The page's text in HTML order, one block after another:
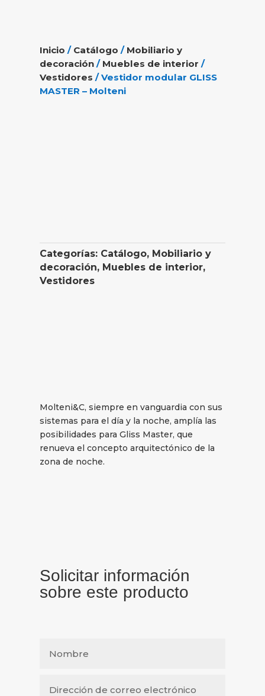
Inicio / Catálogo / Mobiliario y
decoración / Muebles de interior /
Vestidores / Vestidor modular GLISS
MASTER – Molteni
Categorías: Catálogo, Mobiliario y
decoración, Muebles de interior,
Vestidores
Molteni&C, siempre en vanguardia con sus
sistemas para el día y la noche, amplía las
posibilidades para Gliss Master, que
renueva el concepto arquitectónico de la
zona de noche.
Solicitar información
sobre este producto